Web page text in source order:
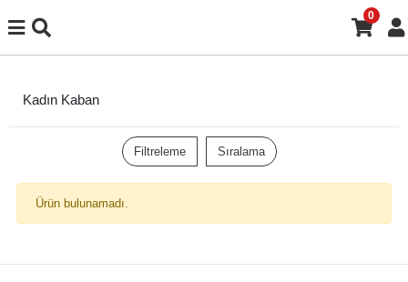
0
Kadın Kaban
Filtreleme Sıralama
Ürün bulunamadı.